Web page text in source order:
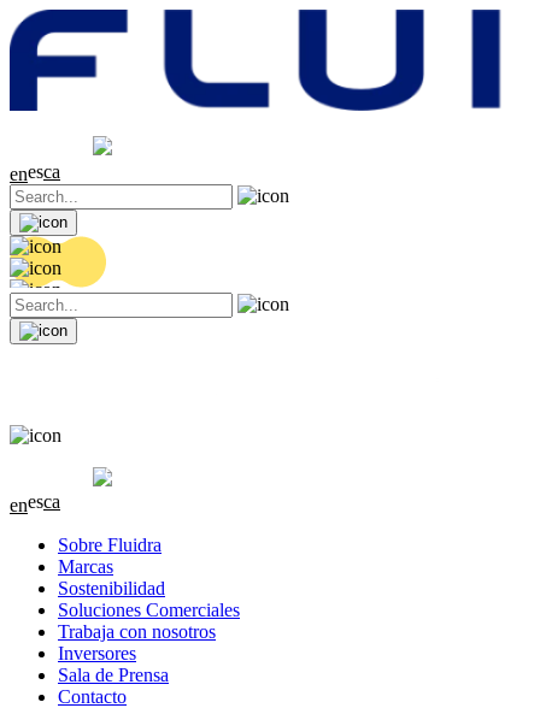
0.04 (+0.2%)
enesca
0.04 (+0.2%)
enesca
Sobre Fluidra
Marcas
Sostenibilidad
Soluciones Comerciales
Trabaja con nosotros
Inversores
Sala de Prensa
Contacto